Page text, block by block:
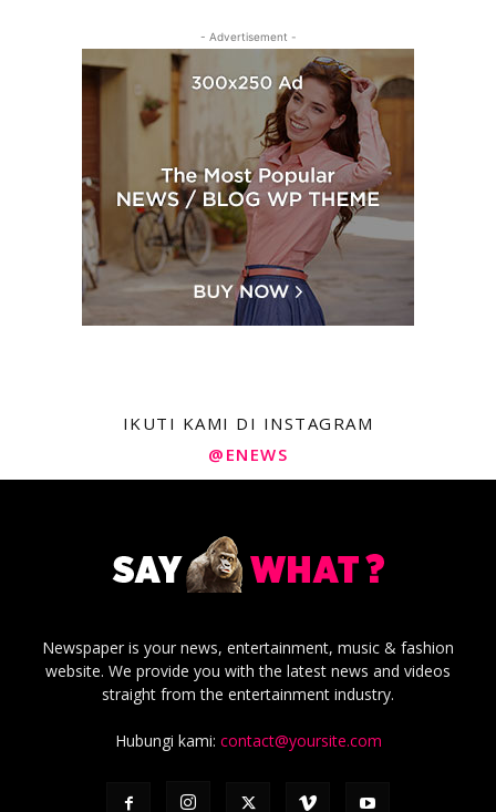
- Advertisement -
IKUTI KAMI DI INSTAGRAM
@ENEWS
Newspaper is your news, entertainment, music & fashion
website. We provide you with the latest news and videos
straight from the entertainment industry.
Hubungi kami: contact@yoursite.com